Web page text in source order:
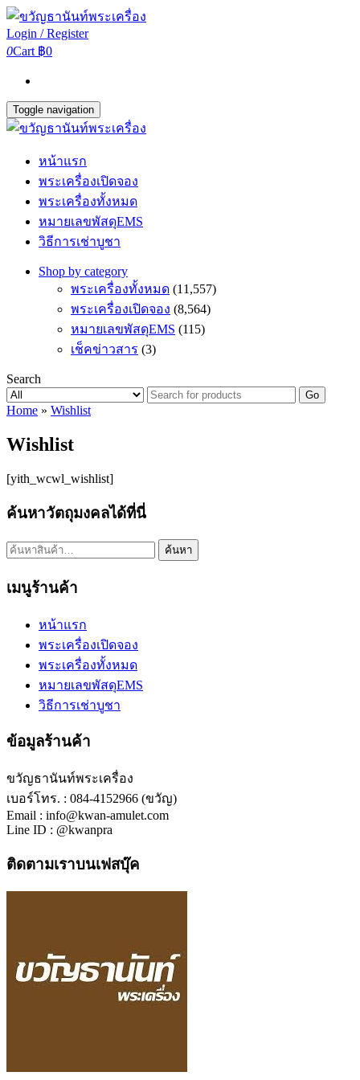
Login / Register
0Cart ฿0
Toggle navigation
หน้าแรก
พระเครื่องเปิดจอง
พระเครื่องทั้งหมด
หมายเลขพัสดุEMS
วิธีการเช่าบูชา
Shop by category
พระเครื่องทั้งหมด (11,557)
พระเครื่องเปิดจอง (8,564)
หมายเลขพัสดุEMS (115)
เช็คข่าวสาร (3)
Search
Go
Home » Wishlist
Wishlist
[yith_wcwl_wishlist]
ค้นหาวัตถุมงคลได้ที่นี่
ค้นหา: ค้นหา
เมนูร้านค้า
หน้าแรก
พระเครื่องเปิดจอง
พระเครื่องทั้งหมด
หมายเลขพัสดุEMS
วิธีการเช่าบูชา
ข้อมูลร้านค้า
ขวัญธานันท์พระเครื่อง
เบอร์โทร. : 084-4152966 (ขวัญ)
Email : info@kwan-amulet.com
Line ID : @kwanpra
ติดตามเราบนเฟสบุ๊ค